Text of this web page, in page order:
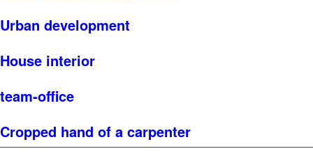
Urban development
House interior
team-office
Cropped hand of a carpenter